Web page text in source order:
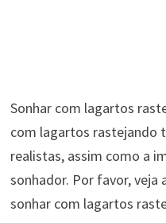
Sonhar com lagartos
com lagartos rastejando
realistas, assim como a
sonhador. Por favor, veja
sonhar com lagartos